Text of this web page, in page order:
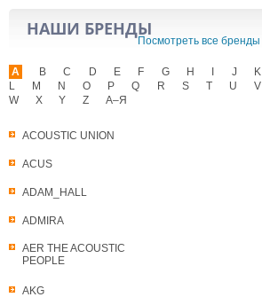
НАШИ БРЕНДЫ
Посмотреть все бренды
A
ACOUSTIC UNION
ACUS
ADAM_HALL
ADMIRA
AER THE ACOUSTIC
PEOPLE
AKG
B C D E F G H J
K
L
M N O P Q R S T U
V
W
X Y Z А–Я